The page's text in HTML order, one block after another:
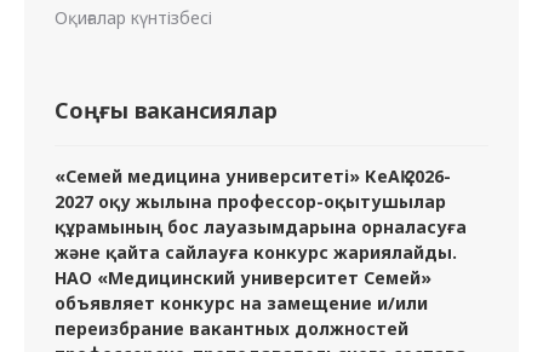
Оқиғалар күнтізбесі
Соңғы вакансиялар
«Семей медицина университеті» КеАҚ 2026-
2027 оқу жылына профессор-оқытушылар
құрамының бос лауазымдарына орналасуға
және қайта сайлауға конкурс жариялайды.
НАО «Медицинский университет Семей»
объявляет конкурс на замещение и/или
переизбрание вакантных должностей